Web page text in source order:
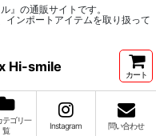
』の通販サイトです。
インポートアイテムを取り扱って
Hi-smile
カート
テゴリ一
覧
Instagram 問い合わせ